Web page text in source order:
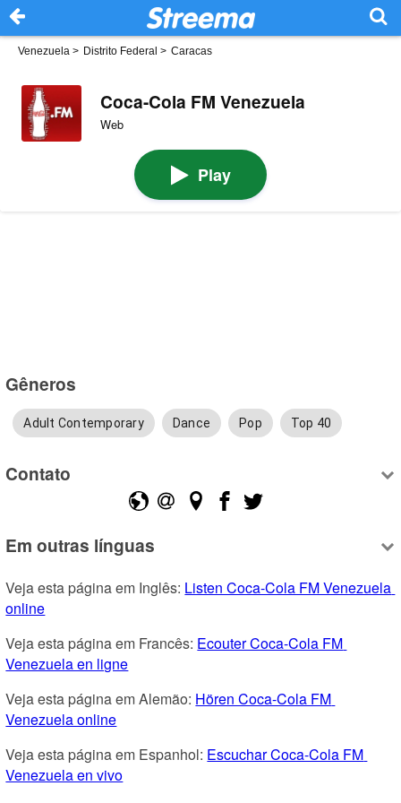
Venezuela > Distrito Federal > Caracas
Coca-Cola FM Venezuela
Web
Play
Gêneros
Adult Contemporary Dance Pop Top 40
Contato
Em outras línguas
Veja esta página em Inglês: Listen Coca-Cola FM Venezuela
online
Veja esta página em Francês: Ecouter Coca-Cola FM
Venezuela en ligne
Veja esta página em Alemão: Hören Coca-Cola FM
Venezuela online
Veja esta página em Espanhol: Escuchar Coca-Cola FM
Venezuela en vivo